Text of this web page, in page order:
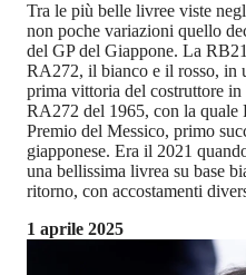
Tra le più belle livree viste
non poche variazioni quello
del GP del Giappone. La
RA272, il bianco e il rosso, in
prima vittoria del costruttore
RA272 del 1965, con la
Premio del Messico, primo
giapponese. Era il 2021
una bellissima livrea su base
ritorno, con accostamenti
1 aprile 2025